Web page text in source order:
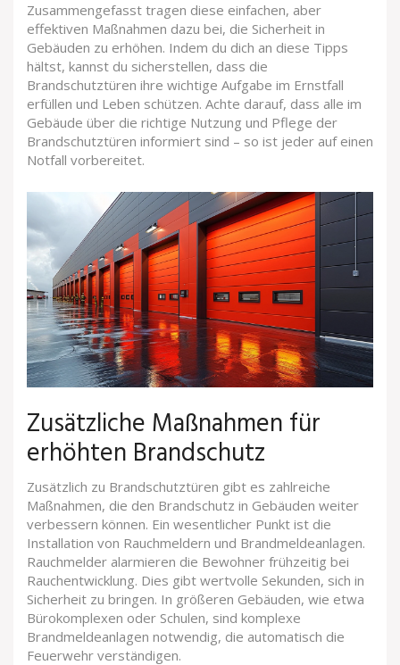
Zusammengefasst tragen diese einfachen, aber
effektiven Maßnahmen dazu bei, die Sicherheit in
Gebäuden zu erhöhen. Indem du dich an diese Tipps
hältst, kannst du sicherstellen, dass die
Brandschutztüren ihre wichtige Aufgabe im Ernstfall
erfüllen und Leben schützen. Achte darauf, dass alle im
Gebäude über die richtige Nutzung und Pflege der
Brandschutztüren informiert sind – so ist jeder auf einen
Notfall vorbereitet.
Zusätzliche Maßnahmen für
erhöhten Brandschutz
Zusätzlich zu Brandschutztüren gibt es zahlreiche
Maßnahmen, die den Brandschutz in Gebäuden weiter
verbessern können. Ein wesentlicher Punkt ist die
Installation von Rauchmeldern und Brandmeldeanlagen.
Rauchmelder alarmieren die Bewohner frühzeitig bei
Rauchentwicklung. Dies gibt wertvolle Sekunden, sich in
Sicherheit zu bringen. In größeren Gebäuden, wie etwa
Bürokomplexen oder Schulen, sind komplexe
Brandmeldeanlagen notwendig, die automatisch die
Feuerwehr verständigen.